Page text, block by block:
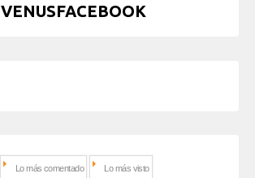
VENUSFACEBOOK
Lo más comentado Lo más visto